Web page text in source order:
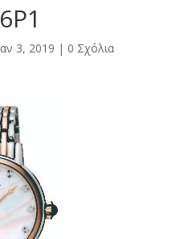
3, 2019 | 0 Σχόλια